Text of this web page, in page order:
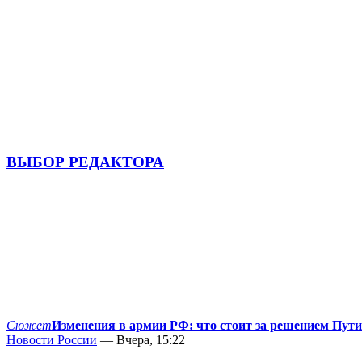
ВЫБОР РЕДАКТОРА
СюжетИзменения в армии РФ: что стоит за решением
Новости России — Вчера, 15:22